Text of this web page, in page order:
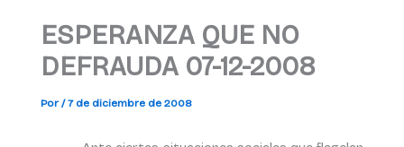
ESPERANZA QUE NO
DEFRAUDA 07-12-2008
Por /7 de diciembre de 2008